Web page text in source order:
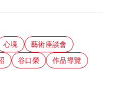
心境
藝術座談會
谷口榮
作品導覽